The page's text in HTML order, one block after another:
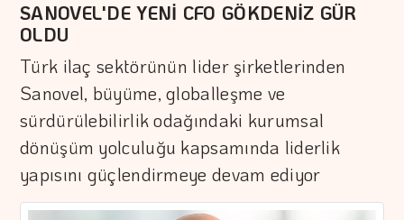
SANOVEL'DE YENİ CFO GÖKDENİZ GÜR
OLDU
Türk ilaç sektörünün lider şirketlerinden
Sanovel, büyüme, globalleşme ve
sürdürülebilirlik odağındaki kurumsal
dönüşüm yolculuğu kapsamında liderlik
yapısını güçlendirmeye devam ediyor